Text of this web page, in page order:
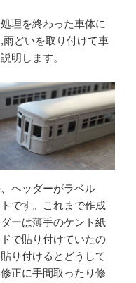
理を終わった車体に
どいを取り付けて車
明します。
ヘッダーがラベル
です。これまで作成
ーは薄手のケント紙
で貼り付けていたの
り付けるとどうして
正に手間取ったり修